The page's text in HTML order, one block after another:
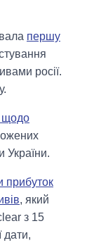
першу
росії.
щодо
України.
прибуток
, який
з 15
дати,